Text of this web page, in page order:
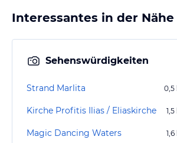
Interessantes in der Nähe
Sehenswürdigkeiten
Strand Marlita 0,5
Kirche Profitis Ilias / Eliaskirche 1,5
Magic Dancing Waters 1,6